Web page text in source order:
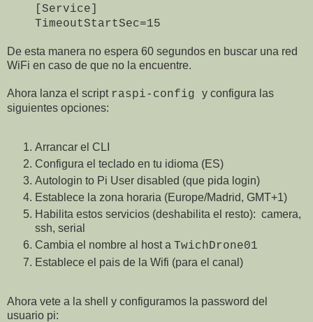
[Service]
TimeoutStartSec=15
De esta manera no espera 60 segundos en buscar una red
WiFi en caso de que no la encuentre.
Ahora lanza el script raspi-config y configura las
siguientes opciones:
Arrancar el CLI
Configura el teclado en tu idioma (ES)
Autologin to Pi User disabled (que pida login)
Establece la zona horaria (Europe/Madrid, GMT+1)
Habilita estos servicios (deshabilita el resto): camera,
ssh, serial
Cambia el nombre al host a TwichDrone01
Establece el pais de la Wifi (para el canal)
Ahora vete a la shell y configuramos la password del
usuario pi: